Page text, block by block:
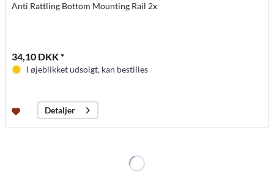
Anti Rattling Bottom Mounting Rail 2x
34,10 DKK *
I øjeblikket udsolgt, kan bestilles
Detaljer